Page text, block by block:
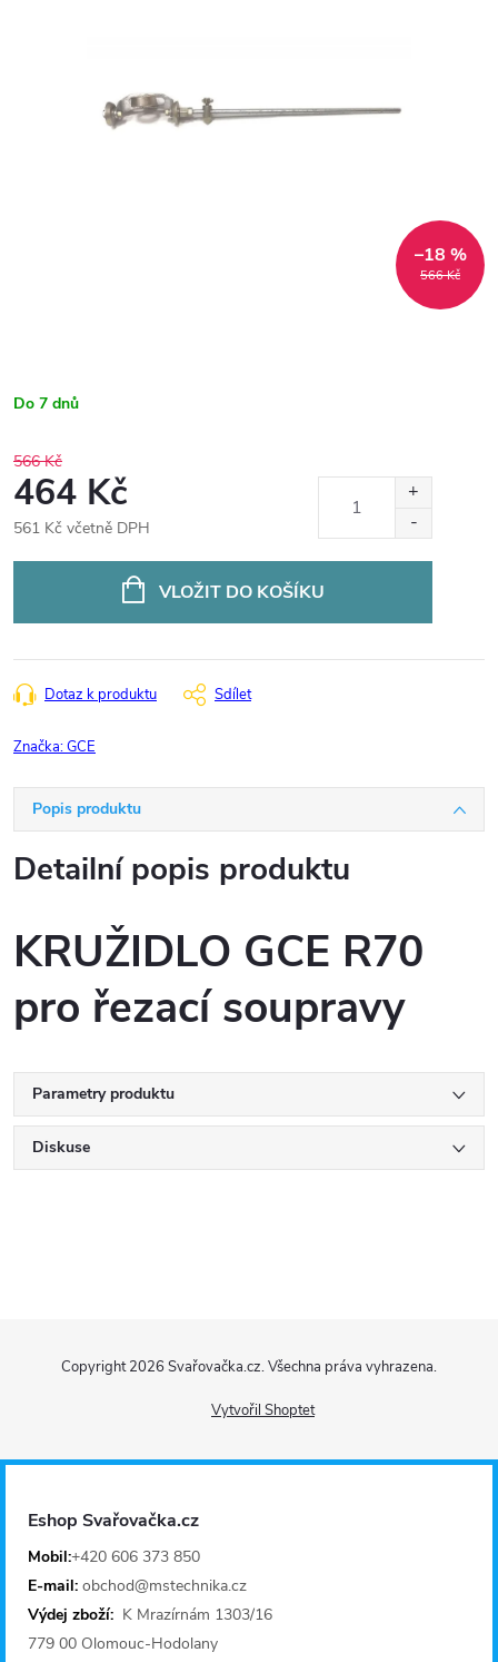
566 Kč
–18 %
Do 7 dnů
566 Kč
464 Kč
561 Kč včetně DPH
VLOŽIT DO KOŠÍKU
Dotaz k produktu Sdílet
Značka:GCE
Popis produktu
Detailní popis produktu
KRUŽIDLO GCE R70
pro řezací soupravy
Parametry produktu
Diskuse
p
Vytvořil Shoptet
Copyright 2026 Svařovačka.cz. Všechna práva vyhrazena.
Eshop Svařovačka.cz
Mobil:+420 606 373 850
E-mail: obchod@mstechnika.cz
Výdej zboží: K Mrazírnám 1303/16
779 00 Olomouc-Hodolany